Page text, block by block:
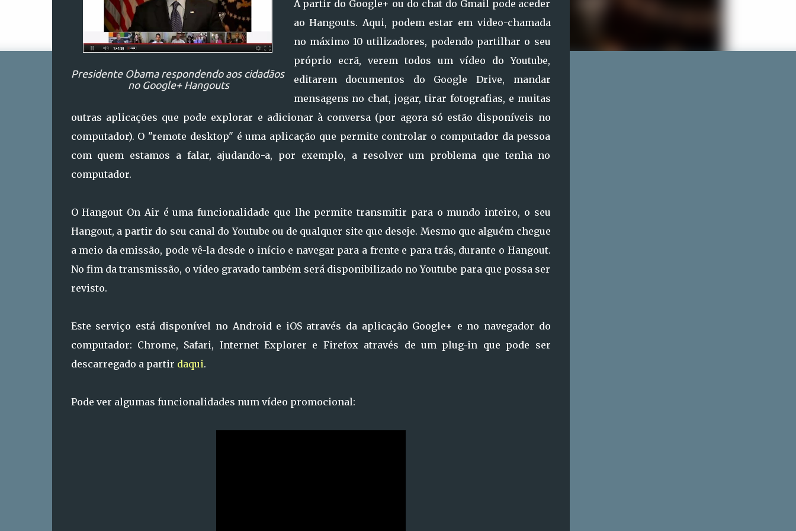
Presidente Obama respondendo aos cidadãos
no Google+ Hangouts
A partir do Google+ ou do chat do Gmail pode aceder
ao Hangouts. Aqui, podem estar em video-chamada
no máximo 10 utilizadores, podendo partilhar o seu
próprio ecrã, verem todos um vídeo do Youtube,
editarem documentos do Google Drive, mandar
mensagens no chat, jogar, tirar fotografias, e muitas
outras aplicações que pode explorar e adicionar à conversa (por agora só estão disponíveis no
computador). O "remote desktop" é uma aplicação que permite controlar o computador da pessoa
com quem estamos a falar, ajudando-a, por exemplo, a resolver um problema que tenha no
computador.
O Hangout On Air é uma funcionalidade que lhe permite transmitir para o mundo inteiro, o seu
Hangout, a partir do seu canal do Youtube ou de qualquer site que deseje. Mesmo que alguém chegue
a meio da emissão, pode vê-la desde o início e navegar para a frente e para trás, durante o Hangout.
No fim da transmissão, o vídeo gravado também será disponibilizado no Youtube para que possa ser
revisto.
Este serviço está disponível no Android e iOS através da aplicação Google+ e no navegador do
computador: Chrome, Safari, Internet Explorer e Firefox através de um plug-in que pode ser
descarregado a partir daqui.
Pode ver algumas funcionalidades num vídeo promocional: